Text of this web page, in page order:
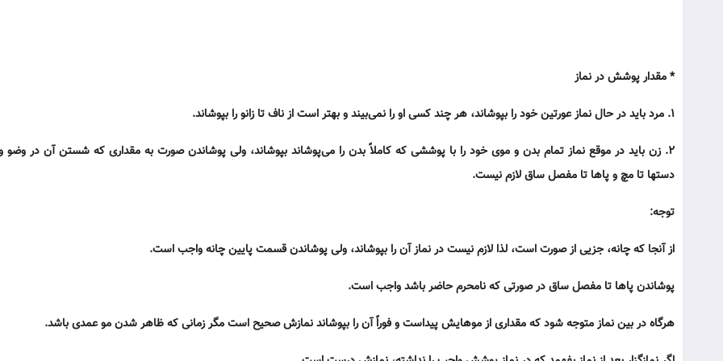
* مقدار پوشش در نماز
۱. مرد باید در حال نماز عورتین خود را بپوشاند، هر چند کسی او را نمی‌بیند و بهتر است از ناف تا زانو را بپوشاند.
۲. زن باید در موقع نماز تمام بدن و موی خود را با پوششی که کاملاً بدن را می‌پوشاند بپوشاند، ولی پوشاندن صورت به مقداری که شستن آن در
دستها تا مچ و پاها تا مفصل ساق لازم نیست.
توجه:
از آنجا که چانه، جزیی از صورت است، لذا لازم نیست در نماز آن را بپوشاند، ولی پوشاندن قسمت پایین چانه واجب است.
پوشاندن پاها تا مفصل ساق در صورتی که نامحرم حاضر باشد واجب است.
هرگاه در بین نماز متوجه شود که مقداری از موهایش پیداست و فوراً آن را بپوشاند نمازش صحیح است مگر زمانی که ظاهر شدن مو عمدی باشد.